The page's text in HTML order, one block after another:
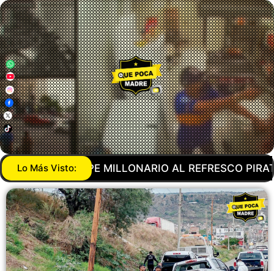
Lo Más Visto:
PIRATA! FISCALÍA DESCUBRE DOS INMUEBLES